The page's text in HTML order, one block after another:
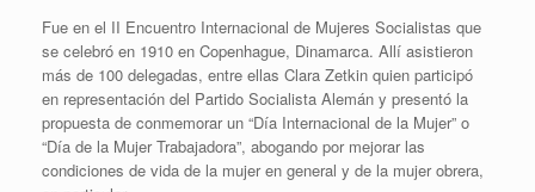
Fue en el II Encuentro Internacional de Mujeres Socialistas que
se celebró en 1910 en Copenhague, Dinamarca. Allí asistieron
más de 100 delegadas, entre ellas Clara Zetkin quien participó
en representación del Partido Socialista Alemán y presentó la
propuesta de conmemorar un “Día Internacional de la Mujer” o
“Día de la Mujer Trabajadora”, abogando por mejorar las
condiciones de vida de la mujer en general y de la mujer obrera,